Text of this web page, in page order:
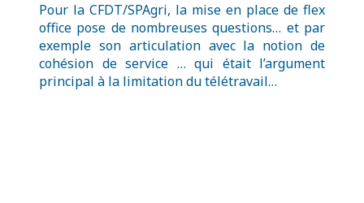
Pour la CFDT/SPAgri, la mise en place de flex
office pose de nombreuses questions… et par
exemple son articulation avec la notion de
cohésion de service … qui était l’argument
principal à la limitation du télétravail…